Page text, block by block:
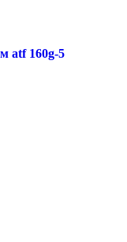
atf 160g-5